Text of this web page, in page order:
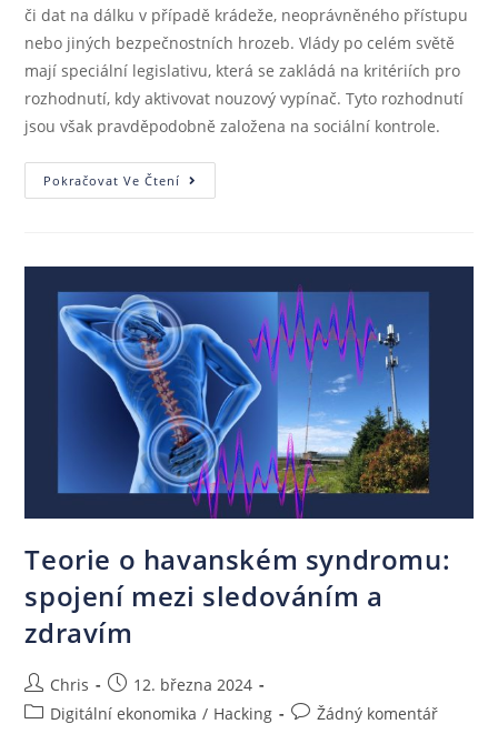
či dat na dálku v případě krádeže, neoprávněného přístupu
nebo jiných bezpečnostních hrozeb. Vlády po celém světě
mají speciální legislativu, která se zakládá na kritériích pro
rozhodnutí, kdy aktivovat nouzový vypínač. Tyto rozhodnutí
jsou však pravděpodobně založena na sociální kontrole.
Pokračovat Ve Čtení
Teorie o havanském syndromu:
spojení mezi sledováním a
zdravím
Chris
12. března 2024
Digitální ekonomika / Hacking Žádný komentář